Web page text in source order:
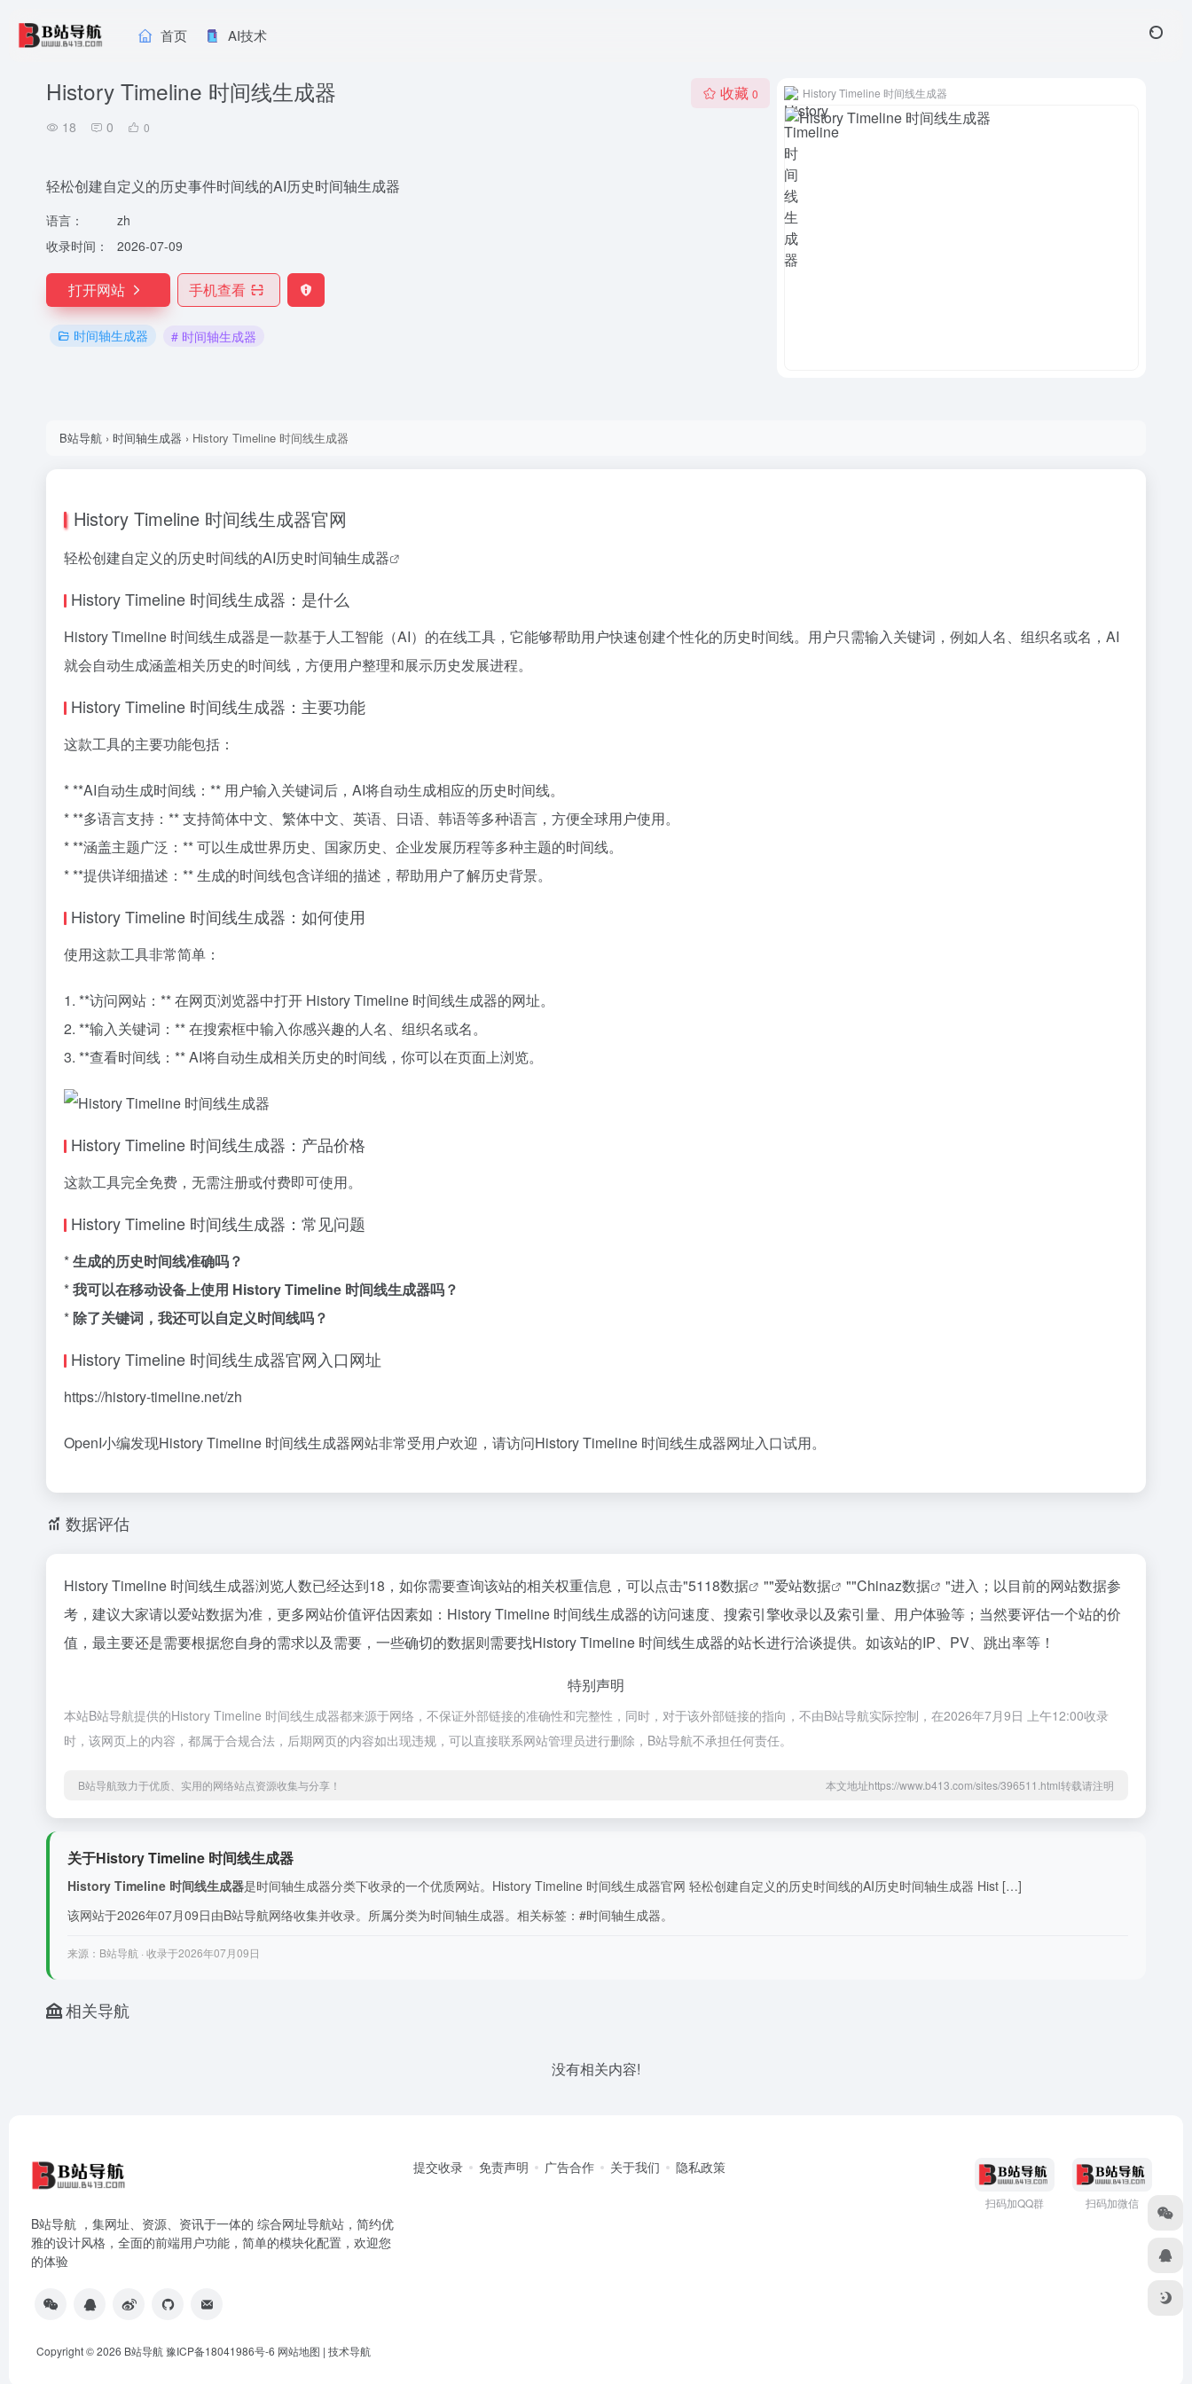
首页 AI技术
History Timeline 时间线生成器
18 0 0
收藏 0
轻松创建自定义的历史事件时间线的AI历史时间轴生成器
语言：
zh
收录时间：
2026-07-09
打开网站 手机查看
时间轴生成器 # 时间轴生成器
History Timeline 时间线生成器
B站导航 › 时间轴生成器 › History Timeline 时间线生成器
History Timeline 时间线生成器官网
轻松创建自定义的历史时间线的AI历史时间轴生成器
History Timeline 时间线生成器：是什么
History Timeline 时间线生成器是一款基于人工智能（AI）的在线工具，它能够帮助用户快速创建个性化的历史时间线。用户只需输入关键词，例如人名、组织名或名，AI
就会自动生成涵盖相关历史的时间线，方便用户整理和展示历史发展进程。
History Timeline 时间线生成器：主要功能
这款工具的主要功能包括：
* **AI自动生成时间线：** 用户输入关键词后，AI将自动生成相应的历史时间线。
* **多语言支持：** 支持简体中文、繁体中文、英语、日语、韩语等多种语言，方便全球用户使用。
* **涵盖主题广泛：** 可以生成世界历史、国家历史、企业发展历程等多种主题的时间线。
* **提供详细描述：** 生成的时间线包含详细的描述，帮助用户了解历史背景。
History Timeline 时间线生成器：如何使用
使用这款工具非常简单：
1. **访问网站：** 在网页浏览器中打开 History Timeline 时间线生成器的网址。
2. **输入关键词：** 在搜索框中输入你感兴趣的人名、组织名或名。
3. **查看时间线：** AI将自动生成相关历史的时间线，你可以在页面上浏览。
History Timeline 时间线生成器：产品价格
这款工具完全免费，无需注册或付费即可使用。
History Timeline 时间线生成器：常见问题
*生成的历史时间线准确吗？
*我可以在移动设备上使用 History Timeline 时间线生成器吗？
* 除了关键词，我还可以自定义时间线吗？
History Timeline 时间线生成器官网入口网址
https://history-timeline.net/zh
OpenI小编发现History Timeline 时间线生成器网站非常受用户欢迎，请访问History Timeline 时间线生成器网址入口试用。
数据评估
History Timeline 时间线生成器浏览人数已经达到18，如你需要查询该站的相关权重信息，可以点击"5118数据 ""爱站数据 ""Chinaz数据
"进入；以目前的网站数据参
考，建议大家请以爱站数据为准，更多网站价值评估因素如：History Timeline 时间线生成器的访问速度、搜索引擎收录以及索引量、用户体验等；当然要评估一个站的价
值，最主要还是需要根据您自身的需求以及需要，一些确切的数据则需要找History Timeline 时间线生成器的站长进行洽谈提供。如该站的IP、PV、跳出率等！
特别声明
本站B站导航提供的History Timeline 时间线生成器都来源于网络，不保证外部链接的准确性和完整性，同时，对于该外部链接的指向，不由B站导航实际控制，在2026年7月9日 上午12:00收录
时，该网页上的内容，都属于合规合法，后期网页的内容如出现违规，可以直接联系网站管理员进行删除，B站导航不承担任何责任。
B站导航致力于优质、实用的网络站点资源收集与分享！ 本文地址https://www.b413.com/sites/396511.html转载请注明
关于History Timeline 时间线生成器
History Timeline 时间线生成器是时间轴生成器分类下收录的一个优质网站。History Timeline 时间线生成器官网 轻松创建自定义的历史时间线的AI历史时间轴生成器 Hist […]
该网站于2026年07月09日由B站导航网络收集并收录。所属分类为时间轴生成器。相关标签：#时间轴生成器。
来源：B站导航 · 收录于2026年07月09日
相关导航
没有相关内容!
B站导航 ，集网址、资源、资讯于一体的 综合网址导航站，简约优
雅的设计风格，全面的前端用户功能，简单的模块化配置，欢迎您
的体验
提交收录 免责声明 广告合作 关于我们 隐私政策
扫码加QQ群 扫码加微信
Copyright © 2026 B站导航豫ICP备18041986号-6 网站地图 | 技术导航